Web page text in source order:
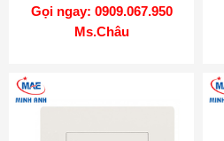
Gọi ngay: 0909.067.950
Ms.Châu